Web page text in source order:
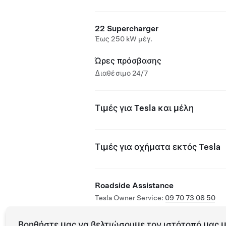
22 Supercharger
Έως 250 kW μέγ.
Ώρες πρόσβασης
Διαθέσιμο 24/7
Τιμές για Tesla και μέλη
Τιμές για οχήματα εκτός Tesla
Roadside Assistance
Tesla Owner Service: 09 70 73 08 50